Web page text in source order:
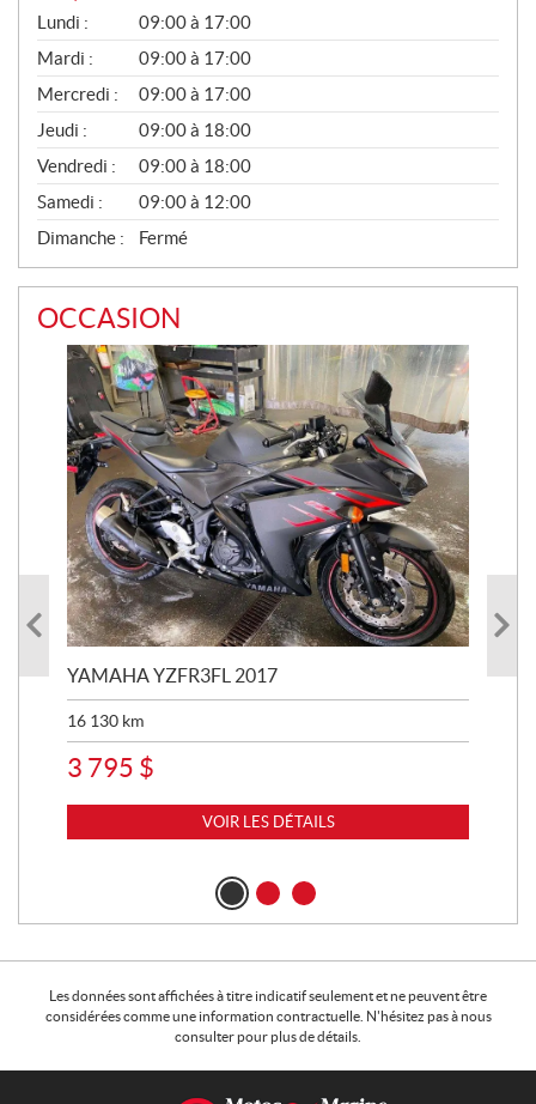
V
E
N
T
E
S
Lundi :
09:00 à 17:00
Mardi :
09:00 à 17:00
Mercredi :
09:00 à 17:00
Jeudi :
09:00 à 18:00
Vendredi :
09:00 à 18:00
Samedi :
09:00 à 12:00
Dimanche :
Fermé
OCCASION
YAMAHA YZFR3FL 2017
16 130 km
3 795 $
VOIR LES DÉTAILS
Les données sont affichées à titre indicatif seulement et ne peuvent être
considérées comme une information contractuelle. N'hésitez pas à nous
consulter pour plus de détails.